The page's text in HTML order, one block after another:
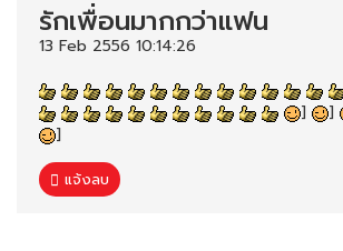
รักเพื่อนมากกว่าแฟน
13 Feb 2556 10:14:26
] ]
]
แจ้งลบ